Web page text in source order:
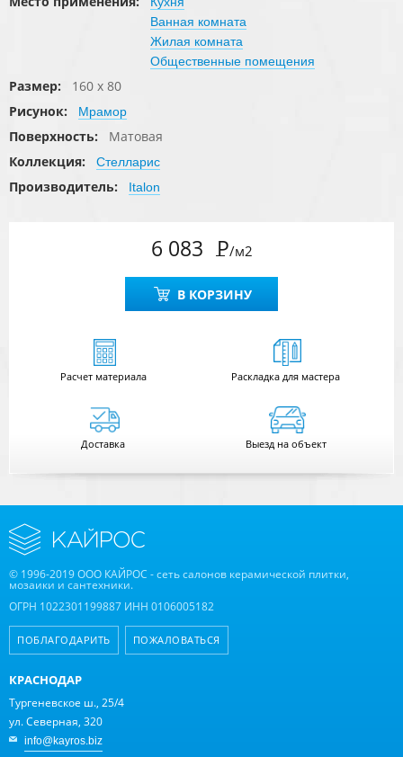
Ванная комната
Жилая комната
Общественные помещения
Размер:
160 x 80
Рисунок:
Мрамор
Поверхность:
Матовая
Коллекция:
Стелларис
Производитель: Italon
6 083 Р/м2
В КОРЗИНУ
Расчетматериала Раскладка для мастера
Доставка Выезд на объект
© 1996-2019 ООО КАЙРОС - сеть салонов керамической плитки,
мозаики и сантехники.
ОГРН 1022301199887 ИНН 0106005182
ПОБЛАГОДАРИТЬ ПОЖАЛОВАТЬСЯ
КРАСНОДАР
Тургеневское ш., 25/4
ул. Северная, 320
info@kayros.biz